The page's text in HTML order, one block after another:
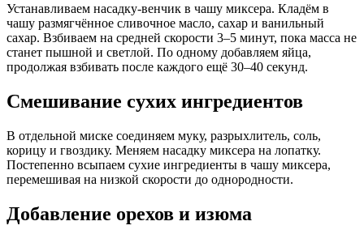
Устанавливаем насадку-венчик в чашу миксера. Кладём в
чашу размягчённое сливочное масло, сахар и ванильный
сахар. Взбиваем на средней скорости 3–5 минут, пока масса не
станет пышной и светлой. По одному добавляем яйца,
продолжая взбивать после каждого ещё 30–40 секунд.
Смешивание сухих ингредиентов
В отдельной миске соединяем муку, разрыхлитель, соль,
корицу и гвоздику. Меняем насадку миксера на лопатку.
Постепенно всыпаем сухие ингредиенты в чашу миксера,
перемешивая на низкой скорости до однородности.
Добавление орехов и изюма